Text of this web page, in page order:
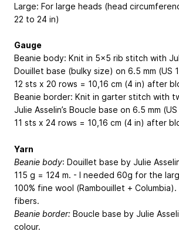
Large: For large heads (head
22 to 24 in)
Gauge
Beanie body: Knit in 5x5 rib stitch with
Douillet base (bulky size) on 6.5 mm (US
12 sts x 20 rows = 10,16 cm (4 in) after
Beanie border: Knit in garter stitch with
Julie Asselin’s Boucle base on 6.5 mm
11 sts x 24 rows = 10,16 cm (4 in) after
Yarn
Beanie body: Douillet base by Julie
115 g = 124 m. - I needed 60g for the
100% fine wool (Rambouillet +
fibers.
Beanie border: Boucle base by Julie
colour.